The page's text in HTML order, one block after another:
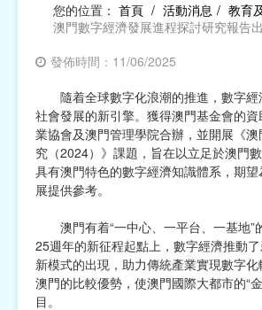
社會服務
慈善中介及志願活動推廣
公民社團及同鄉會
國際
其他
您的位置： 首頁 / 活動消息 / 教育
澳門數字經濟發展進程探討研究報告
發佈時間：11/06/2025
隨着全球數字化浪潮的推進，數字
社會發展的新引擎。獲得澳門基金會的
業協會及澳門管理學院合辦，並開展《
究（2024）》課題，旨在以立足於澳門
具有澳門特色的數字經濟知識體系，期
展提供參考。
澳門有着“一中心、一平台、一基地”
25週年的新征程起點上，數字經濟推動
新模式的出現，助力傳統產業實現數字
澳門的比較優勢，使澳門國際大都市的“
目。